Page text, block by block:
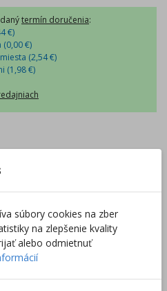
termín doručenia:
€)
(0,00€)
(2,54€)
(1,98€)
zaďalších 49.00€
zadarmo.
súbory cookies na zber
na zlepšenie kvality
alebo odmietnuť